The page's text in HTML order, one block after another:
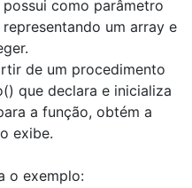
como parâmetro
um array e
de um procedimento
que declara e inicializa
a função, obtém a
exibe.
o exemplo: